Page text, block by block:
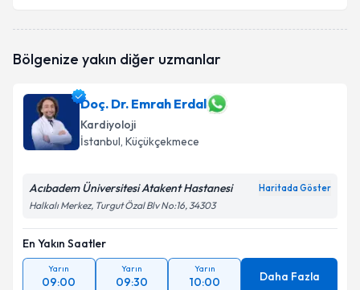
Bölgenize yakın diğer uzmanlar
Doç. Dr. Emrah Erdal
Kardiyoloji
İstanbul, Küçükçekmece
Acıbadem Üniversitesi Atakent Hastanesi Haritada Göster
Halkalı Merkez, Turgut Özal Blv No:16, 34303
En Yakın Saatler
Yarın
09:00
Yarın
09:30
Yarın
10:00 Daha Fazla